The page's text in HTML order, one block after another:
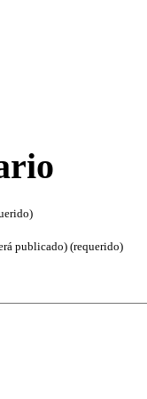
publicado) (requerido)